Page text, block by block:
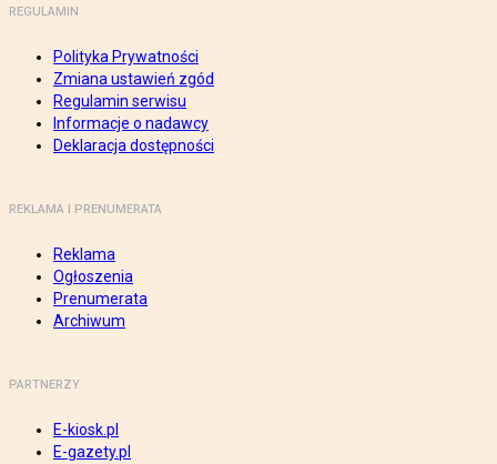
REGULAMIN
Polityka Prywatności
Zmiana ustawień zgód
Regulamin serwisu
Informacje o nadawcy
Deklaracja dostępności
REKLAMA I PRENUMERATA
Reklama
Ogłoszenia
Prenumerata
Archiwum
PARTNERZY
E-kiosk.pl
E-gazety.pl